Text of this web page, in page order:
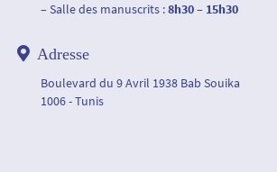
– Salle des manuscrits :8h30 – 15h30
Adresse
Boulevard du 9 Avril 1938 Bab Souika
1006 - Tunis